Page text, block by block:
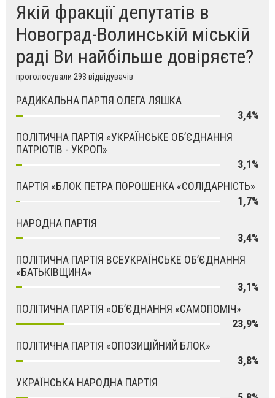
Якій фракції депутатів в
Новоград-Волинській міській
раді Ви найбільше довіряєте?
проголосували 293 відвідувачів
РАДИКАЛЬНА ПАРТІЯ ОЛЕГА ЛЯШКА
3,4%
ПОЛІТИЧНА ПАРТІЯ «УКРАЇНСЬКЕ ОБ’ЄДНАННЯ
ПАТРІОТІВ - УКРОП»
3,1%
ПАРТІЯ «БЛОК ПЕТРА ПОРОШЕНКА «СОЛІДАРНІСТЬ»
1,7%
НАРОДНА ПАРТІЯ
3,4%
ПОЛІТИЧНА ПАРТІЯ ВСЕУКРАЇНСЬКЕ ОБ’ЄДНАННЯ
«БАТЬКІВЩИНА»
3,1%
ПОЛІТИЧНА ПАРТІЯ «ОБ’ЄДНАННЯ «САМОПОМІЧ»
23,9%
ПОЛІТИЧНА ПАРТІЯ «ОПОЗИЦІЙНИЙ БЛОК»
3,8%
УКРАЇНСЬКА НАРОДНА ПАРТІЯ